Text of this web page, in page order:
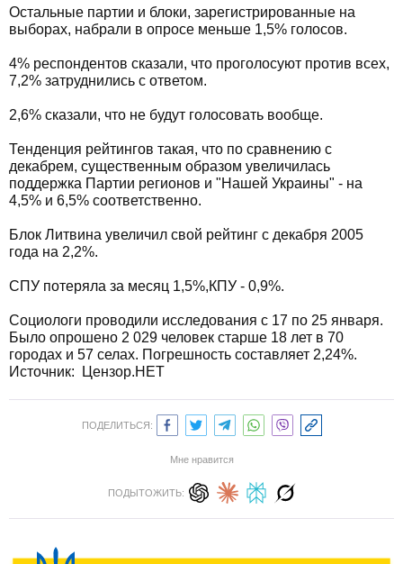
Остальные партии и блоки, зарегистрированные на
выборах, набрали в опросе меньше 1,5% голосов.
4% респондентов сказали, что проголосуют против всех,
7,2% затруднились с ответом.
2,6% сказали, что не будут голосовать вообще.
Тенденция рейтингов такая, что по сравнению с
декабрем, существенным образом увеличилась
поддержка Партии регионов и "Нашей Украины" - на
4,5% и 6,5% соответственно.
Блок Литвина увеличил свой рейтинг с декабря 2005
года на 2,2%.
СПУ потеряла за месяц 1,5%,КПУ - 0,9%.
Социологи проводили исследования с 17 по 25 января.
Было опрошено 2 029 человек старше 18 лет в 70
городах и 57 селах. Погрешность составляет 2,24%.
Источник:
Цензор.НЕТ
ПОДЕЛИТЬСЯ:
Мне нравится
ПОДЫТОЖИТЬ: